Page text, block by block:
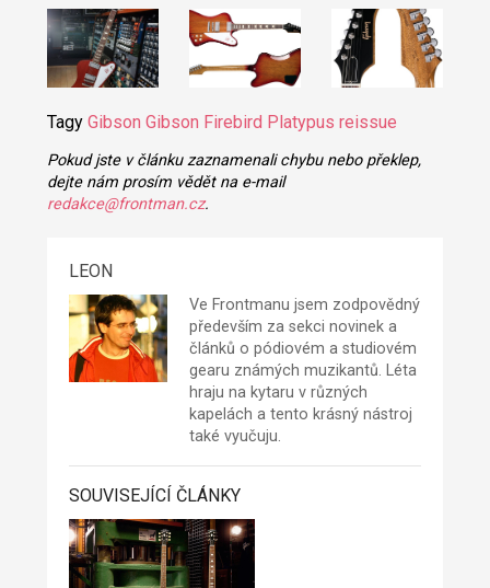
Tagy Gibson Gibson Firebird Platypus reissue
Pokud jste v článku zaznamenali chybu nebo překlep,
dejte nám prosím vědět na e-mail
redakce@frontman.cz.
LEON
Ve Frontmanu jsem zodpovědný
především za sekci novinek a
článků o pódiovém a studiovém
gearu známých muzikantů. Léta
hraju na kytaru v různých
kapelách a tento krásný nástroj
také vyučuju.
SOUVISEJÍCÍ ČLÁNKY